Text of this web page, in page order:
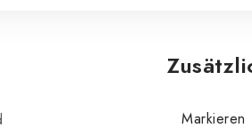
Markieren